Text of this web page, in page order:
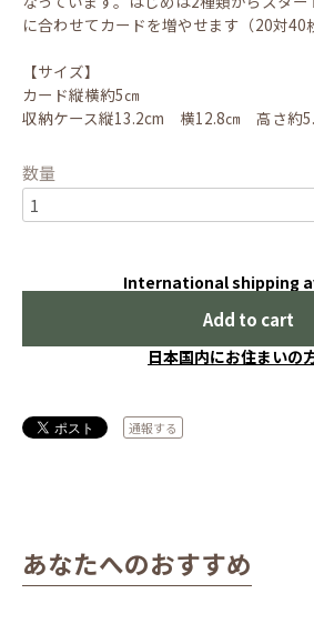
に合わせてカードを増やせます（20対40
【サイズ】
カード縦横約5㎝
収納ケース縦13.2cm 横12.8㎝ 高さ約
数量
International shipping
Add to cart
日本国内にお住まいの
通報する
あなたへのおすすめ